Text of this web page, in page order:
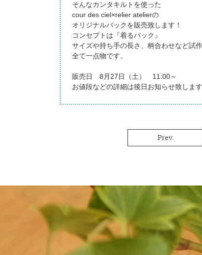
そんなカンタキルトを使った
cour des ciel×relier atelierの
オリジナルバックを販売致します！
コンセプトは『着るバック』
サイズや持ち手の長さ、柄合わせなど試
全て一点物です。
販売日 8月27日（土） 11:00～
お値段などの詳細は後日お知らせ致します
Prev.